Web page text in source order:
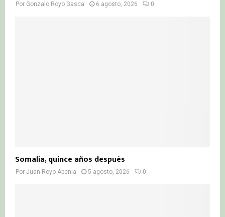
Por Gonzalo Royo Gasca 6 agosto, 2026 0
Somalia, quince años después
Por Juan Royo Abenia 5 agosto, 2026 0